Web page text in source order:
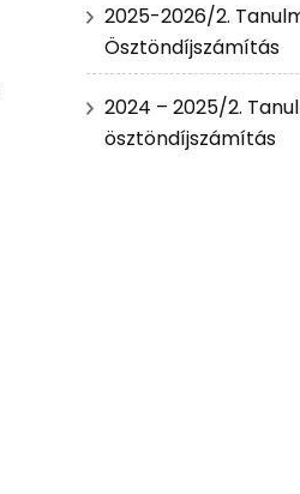
2025-2026/2.
Ösztöndíjszámítás
2024 – 2025/2.
ösztöndíjszámítás